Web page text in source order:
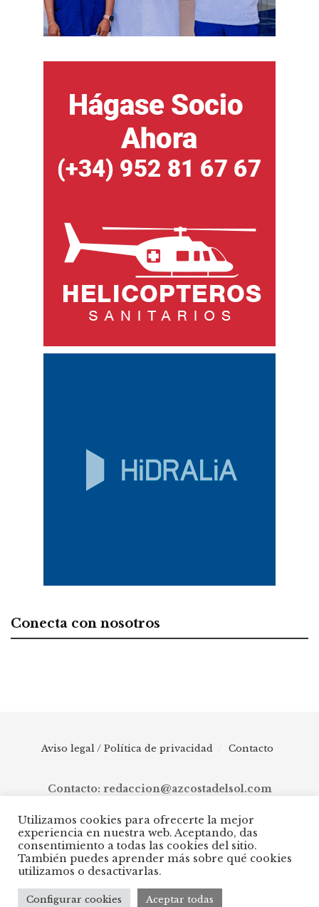
Conecta con nosotros
Aviso legal / Política de privacidad Contacto
Contacto: redaccion@azcostadelsol.com
© 2025 AZ Costa del Sol - Diario digital de Málaga capital hasta
Manilva, pasando por Torremolinos, Benalmádena, Fuengirola,
Mijas, Ojén, Marbella, Istán, Benahavís, Estepona y Casares.
Utilizamos cookies para ofrecerte la mejor
experiencia en nuestra web. Aceptando, das
consentimiento a todas las cookies del sitio.
También puedes aprender más sobre qué cookies
utilizamos o desactivarlas.
Configurar cookies Aceptar todas